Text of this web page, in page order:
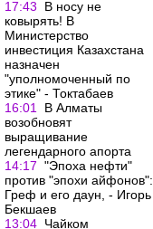
17:43
В носу не
ковырять! В
Министерство
инвестиция Казахстана
назначен
"уполномоченный по
этике" - Токтабаев
16:01
В Алматы
возобновят
выращивание
легендарного апорта
14:17 "Эпоха нефти"
против "эпохи айфонов":
Греф и его даун, - Игорь
Бекшаев
13:04 Чайком